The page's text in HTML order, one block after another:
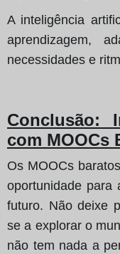
A inteligência
aprendizagem,
necessidades e
Conclusão:
com MOOCs
Os MOOCs
oportunidade para
futuro. Não deixe
se a explorar o
não tem nada a